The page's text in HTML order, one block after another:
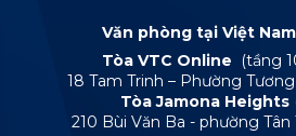
Văn phòng tại Việt Nam
Tòa VTC Online
(tầng
18 Tam Trinh – Phường
Tòa Jamona Heights
210 Bùi Văn Ba - phường Tân